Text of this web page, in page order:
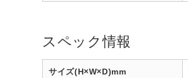
スペック情報
サイズ(H×W×D)mm